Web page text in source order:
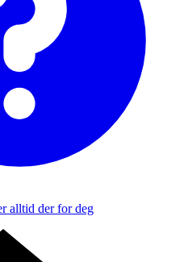
alltid der for deg